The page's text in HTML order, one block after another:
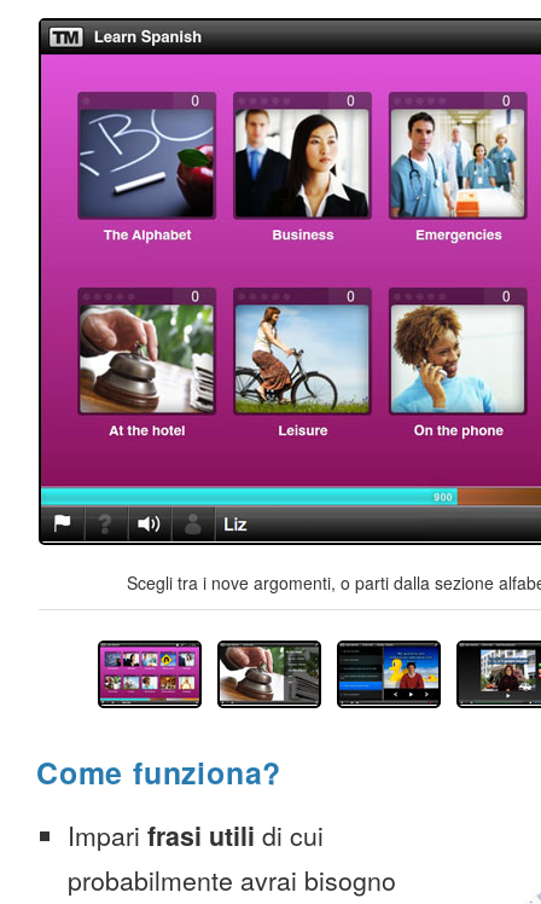
Scegli tra i nove argomenti, o parti dalla sezione
Come funziona?
Impari frasi utili di cui
probabilmente avrai bisogno